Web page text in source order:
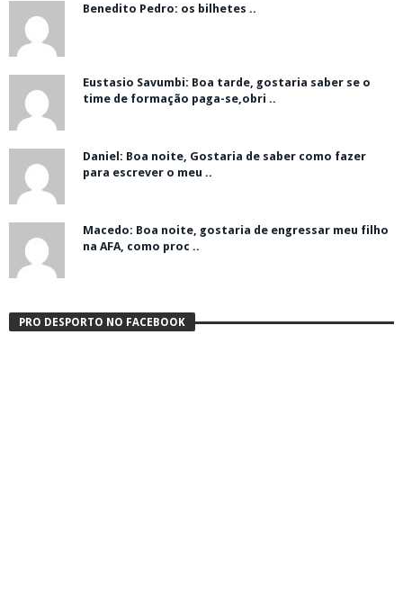
Benedito Pedro: os bilhetes ..
Eustasio Savumbi: Boa tarde, gostaria saber se o
time de formação paga-se,obri ..
Daniel: Boa noite, Gostaria de saber como fazer
para escrever o meu ..
Macedo: Boa noite, gostaria de engressar meu filho
na AFA, como proc ..
PRO DESPORTO NO FACEBOOK